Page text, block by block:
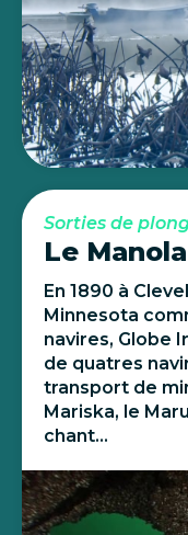
Sorties de
Le Manola
En 1890 à
Minnesota
navires, Globe
de quatres
transport de
Mariska, le
chant...